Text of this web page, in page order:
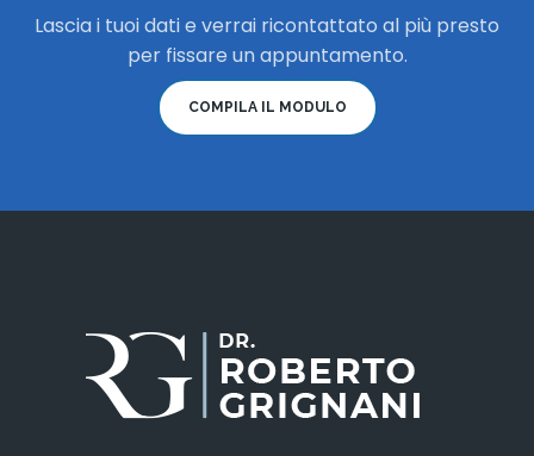
Lascia i tuoi dati e verrai ricontattato al più presto
per fissare un appuntamento.
COMPILA IL MODULO